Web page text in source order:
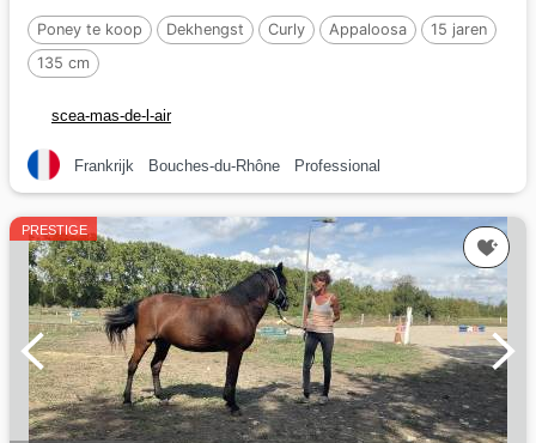
Poney te koop Dekhengst Curly Appaloosa
15 jaren
135 cm
scea-mas-de-l-air
Frankrijk Bouches-du-Rhône Professional
PRESTIGE